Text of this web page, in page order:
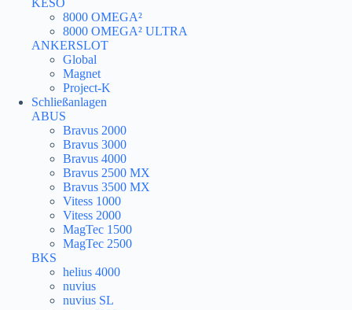
8000 OMEGA²
8000 OMEGA² ULTRA
ANKERSLOT
Global
Magnet
Project-K
Schließanlagen
ABUS
Bravus 2000
Bravus 3000
Bravus 4000
Bravus 2500 MX
Bravus 3500 MX
Vitess 1000
Vitess 2000
MagTec 1500
MagTec 2500
BKS
helius 4000
nuvius
nuvius SL